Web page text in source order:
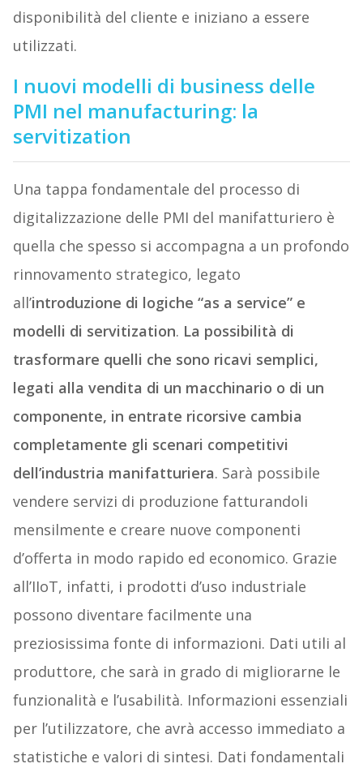
disponibilità del cliente e iniziano a essere
utilizzati.
I nuovi modelli di business delle
PMI nel manufacturing: la
servitization
Una tappa fondamentale del processo di
digitalizzazione delle PMI del manifatturiero è
quella che spesso si accompagna a un profondo
rinnovamento strategico, legato
all’introduzione di logiche “as a service” e
modelli di servitization. La possibilità di
trasformare quelli che sono ricavi semplici,
legati alla vendita di un macchinario o di un
componente, in entrate ricorsive cambia
completamente gli scenari competitivi
dell’industria manifatturiera. Sarà possibile
vendere servizi di produzione fatturandoli
mensilmente e creare nuove componenti
d’offerta in modo rapido ed economico. Grazie
all’IIoT, infatti, i prodotti d’uso industriale
possono diventare facilmente una
preziosissima fonte di informazioni. Dati utili al
produttore, che sarà in grado di migliorarne le
funzionalità e l’usabilità. Informazioni essenziali
per l’utilizzatore, che avrà accesso immediato a
statistiche e valori di sintesi. Dati fondamentali